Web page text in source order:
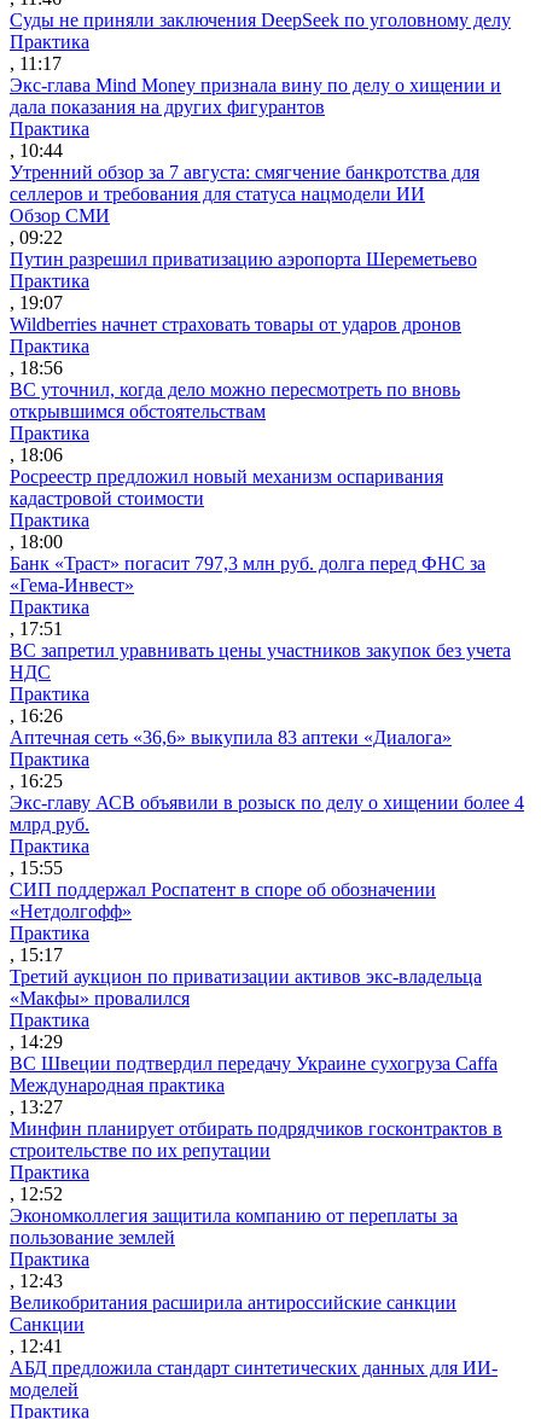
Суды не приняли заключения DeepSeek по уголовному делу
Практика
, 11:17
Экс-глава Mind Money признала вину по делу о хищении и
дала показания на других фигурантов
Практика
, 10:44
Утренний обзор за 7 августа: смягчение банкротства для
селлеров и требования для статуса нацмодели ИИ
Обзор СМИ
, 09:22
Путин разрешил приватизацию аэропорта Шереметьево
Практика
, 19:07
Wildberries начнет страховать товары от ударов дронов
Практика
, 18:56
ВС уточнил, когда дело можно пересмотреть по вновь
открывшимся обстоятельствам
Практика
, 18:06
Росреестр предложил новый механизм оспаривания
кадастровой стоимости
Практика
, 18:00
Банк «Траст» погасит 797,3 млн руб. долга перед ФНС за
«Гема-Инвест»
Практика
, 17:51
ВС запретил уравнивать цены участников закупок без учета
НДС
Практика
, 16:26
Аптечная сеть «36,6» выкупила 83 аптеки «Диалога»
Практика
, 16:25
Экс-главу АСВ объявили в розыск по делу о хищении более 4
млрд руб.
Практика
, 15:55
СИП поддержал Роспатент в споре об обозначении
«Нетдолгофф»
Практика
, 15:17
Третий аукцион по приватизации активов экс-владельца
«Макфы» провалился
Практика
, 14:29
ВС Швеции подтвердил передачу Украине сухогруза Caffa
Международная практика
, 13:27
Минфин планирует отбирать подрядчиков госконтрактов в
строительстве по их репутации
Практика
, 12:52
Экономколлегия защитила компанию от переплаты за
пользование землей
Практика
, 12:43
Великобритания расширила антироссийские санкции
Санкции
, 12:41
АБД предложила стандарт синтетических данных для ИИ-
моделей
Практика